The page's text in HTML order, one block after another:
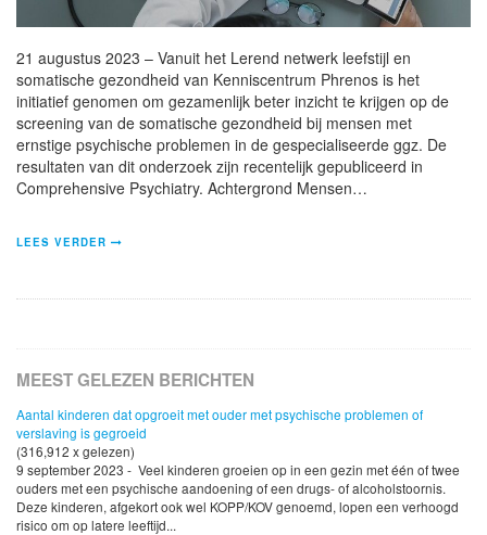
21 augustus 2023 – Vanuit het Lerend netwerk leefstijl en
somatische gezondheid van Kenniscentrum Phrenos is het
initiatief genomen om gezamenlijk beter inzicht te krijgen op de
screening van de somatische gezondheid bij mensen met
ernstige psychische problemen in de gespecialiseerde ggz. De
resultaten van dit onderzoek zijn recentelijk gepubliceerd in
Comprehensive Psychiatry. Achtergrond Mensen…
LEES VERDER
MEEST GELEZEN BERICHTEN
Aantal kinderen dat opgroeit met ouder met psychische problemen of
verslaving is gegroeid
(316,912 x gelezen)
9 september 2023 - Veel kinderen groeien op in een gezin met één of twee
ouders met een psychische aandoening of een drugs- of alcoholstoornis.
Deze kinderen, afgekort ook wel KOPP/KOV genoemd, lopen een verhoogd
risico om op latere leeftijd...